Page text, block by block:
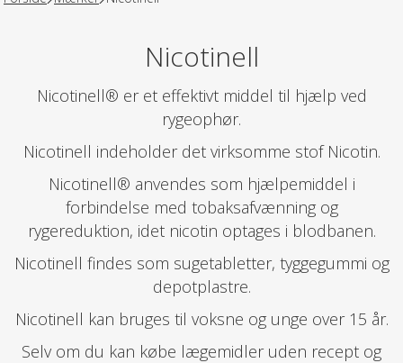
Nicotinell
Nicotinell® er et effektivt middel til hjælp ved
rygeophør.
Nicotinell indeholder det virksomme stof Nicotin.
Nicotinell® anvendes som hjælpemiddel i
forbindelse med tobaksafvænning og
rygereduktion, idet nicotin optages i blodbanen.
Nicotinell findes som sugetabletter, tyggegummi og
depotplastre.
Nicotinell kan bruges til voksne og unge over 15 år.
Selv om du kan købe lægemidler uden recept og